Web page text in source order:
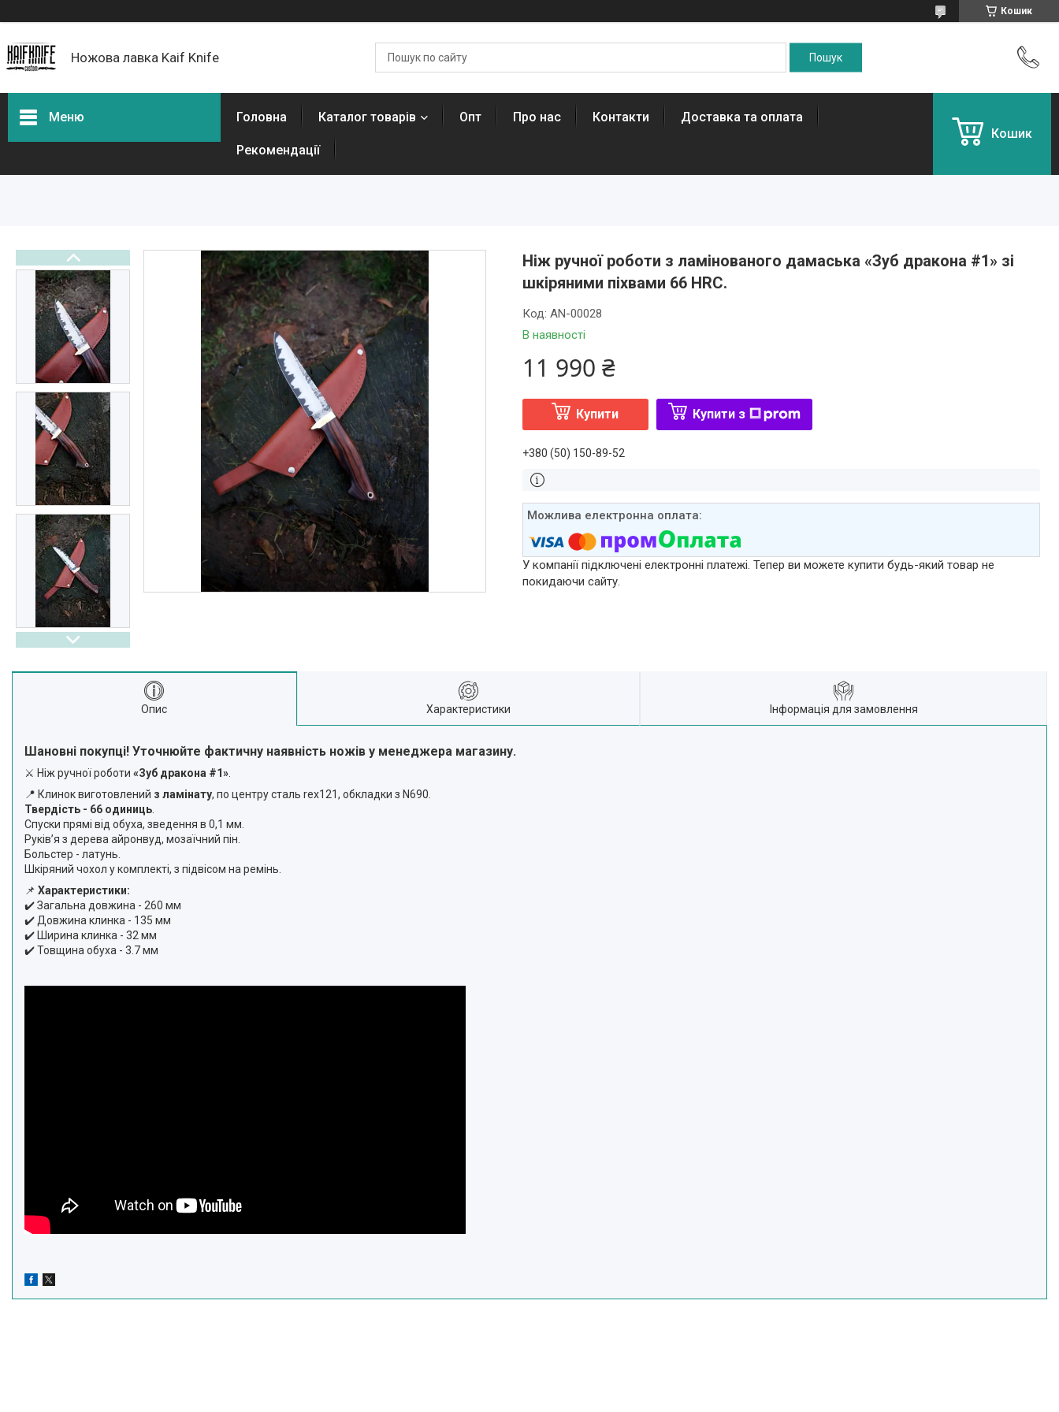
Кошик
Ножова лавка Kaif Knife
Меню Головна Каталог товарів Опт Про нас Контакти Доставка та оплата
Рекомендації
Кошик
Ніж ручної роботи з ламінованого дамаська «Зуб дракона #1» зі
шкіряними піхвами 66 HRC.
В наявності
Код: AN-00028
11 990 ₴
Купити Купити з
+380 (50) 150-89-52
У компанії підключені електронні платежі. Тепер ви можете купити будь-який товар не
покидаючи сайту.
Опис Характеристики Інформація для замовлення
Шановні покупці! Уточнюйте фактичну наявність ножів у менеджера магазину.
⚔️ Ніж ручної роботи «Зуб дракона #1»
📍 Клинок виготовлений з ламінату, по центру сталь rex121, обкладки з N690.
Твердість - 66 одиниць
Спуски прямі від обуха, зведення в 0,1 мм.
Руківʼя з дерева айронвуд, мозаїчний пін.
Больстер - латунь.
Шкіряний чохол у комплекті, з підвісом на ремінь.
📌 Характеристики:
✔️ Загальна довжина - 260 мм
✔️ Довжина клинка - 135 мм
✔️ Ширина клинка - 32 мм
✔️ Товщина обуха - 3.7 мм